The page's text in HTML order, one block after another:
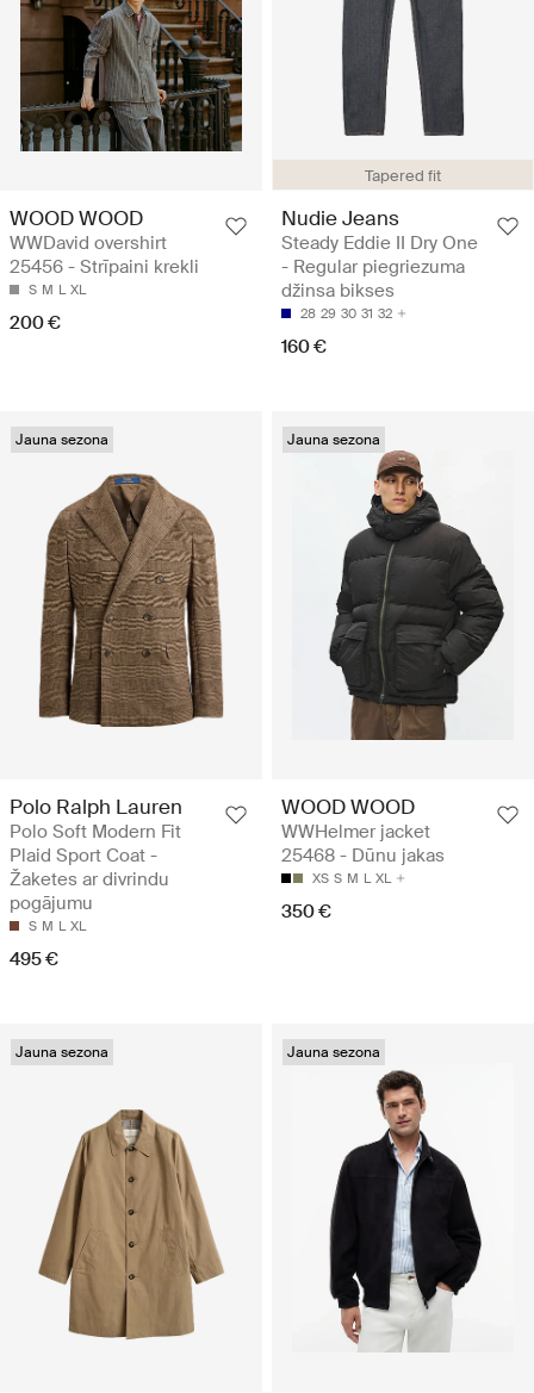
WOOD WOOD
WWDavid overshirt
25456 - Strīpaini krekli
S M L XL
200 €
Tapered fit
Nudie Jeans
Steady Eddie II Dry One
- Regular piegriezuma
džinsa bikses
28 29 30 31 32
160 €
Jauna sezona
Polo Ralph Lauren
Polo Soft Modern Fit
Plaid Sport Coat -
Žaketes ar divrindu
pogājumu
S M L XL
495 €
Jauna sezona
WOOD WOOD
WWHelmer jacket
25468 - Dūnu jakas
XS S M L XL
350 €
Jauna sezona Jauna sezona